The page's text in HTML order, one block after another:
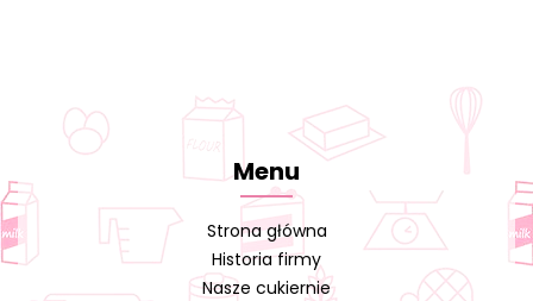
Menu
Strona główna
Historia firmy
Nasze cukiernie